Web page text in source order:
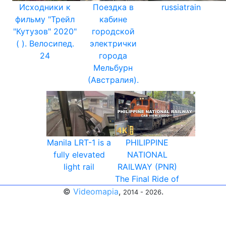
Исходники к
фильму "Трейл
"Кутузов" 2020"
( ). Велосипед.
24
Поездка в
кабине
городской
электрички
города
Мельбурн
(Австралия).
russiatrain
Manila LRT-1 is a
fully elevated
light rail
PHILIPPINE
NATIONAL
RAILWAY (PNR)
The Final Ride of
© Videomapia, 2014 - 2026.